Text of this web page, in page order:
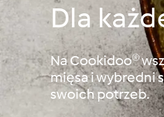
Dla
Na Cookidoo®
mięsa i wybredni
swoich potrzeb.